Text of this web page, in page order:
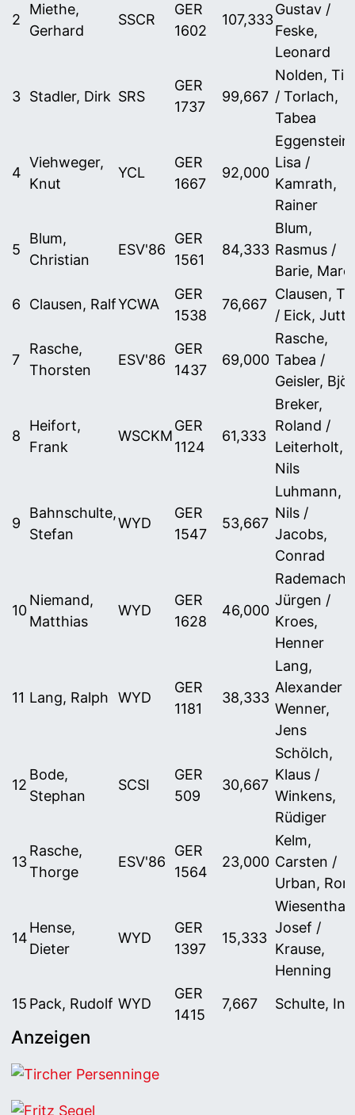
2
Miethe,
Gerhard
SSCR
GER
1602
107,333
Gustav /
Feske,
Leonard
3 Stadler, Dirk SRS
GER
1737
99,667
Nolden,
/ Torlach,
Tabea
4
Viehweger,
Knut
YCL
GER
1667
92,000
Eggenstein,
Lisa /
Kamrath,
Rainer
5
Blum,
Christian
ESV'86
GER
1561
84,333
Blum,
Rasmus /
Barie,
6
Clausen, RalfYCWA
GER
1538
76,667
Clausen,
/ Eick, Jutta
7
Rasche,
Thorsten
ESV'86
GER
1437
69,000
Rasche,
Tabea /
Geisler,
8
Heifort,
Frank
WSCKM
GER
1124
61,333
Breker,
Roland /
Leiterholt,
Nils
9
Bahnschulte,
Stefan
WYD
GER
1547
53,667
Luhmann,
Nils /
Jacobs,
Conrad
10
Niemand,
Matthias
WYD
GER
1628
46,000
Jürgen /
Kroes,
Henner
11 Lang, Ralph WYD
GER
1181
38,333
Lang,
Alexander /
Wenner,
Jens
12
Bode,
Stephan
SCSI
GER
509
30,667
Schölch,
Klaus /
Winkens,
Rüdiger
13
Rasche,
Thorge
ESV'86
GER
1564
23,000
Kelm,
Carsten /
Urban,
14
Hense,
Dieter
WYD
GER
1397
15,333
Wiesenthal,
Josef /
Krause,
Henning
15 Pack, Rudolf WYD
GER
1415
7,667 Schulte,
Anzeigen